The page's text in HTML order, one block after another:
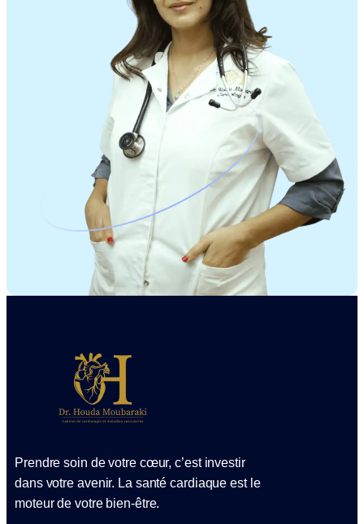
Prendre soin de votre cœur, c’est investir
dans votre avenir. La santé cardiaque est le
moteur de votre bien-être.